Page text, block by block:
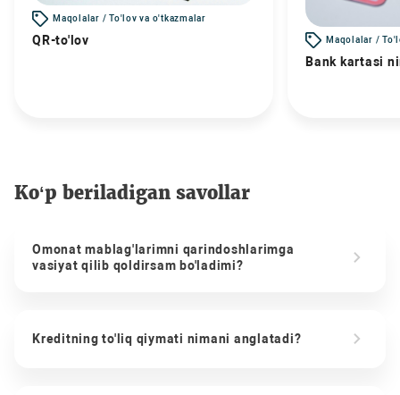
Maqolalar / To'lov va o'tkazmalar
QR-to'lov Maqolalar /
Bank kartasi
Ko‘p beriladigan savollar
Omonat mablag'larimni qarindoshlarimga
vasiyat qilib qoldirsam bo'ladimi?
Kreditning to'liq qiymati nimani anglatadi?